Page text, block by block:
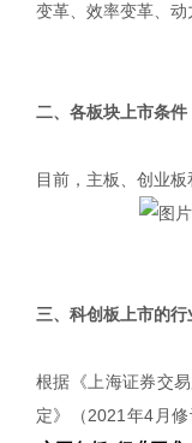
变革、效率变革、动
二、各板块上市条件
目前，主板、创业
三、科创板上市的
根据《上海证券交
定》（2021年4月修